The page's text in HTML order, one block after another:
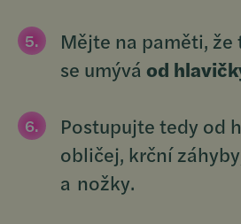
Mějte na paměti,
se umýváod
Postupujte tedy od
obličej, krční
a nožky.